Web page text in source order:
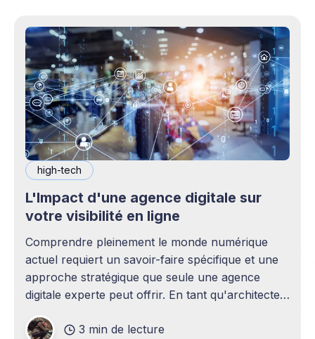
high-tech
L'Impact d'une agence digitale sur
votre visibilité en ligne
Comprendre pleinement le monde numérique
actuel requiert un savoir-faire spécifique et une
approche stratégique que seule une agence
digitale experte peut offrir. En tant qu'architectes
fournissent un éventail de services essentiels
3 min de lecture